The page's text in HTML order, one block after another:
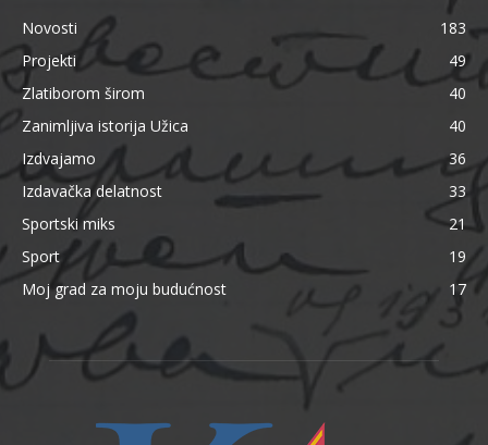
Novosti
183
Projekti
49
Zlatiborom širom
40
Zanimljiva istorija Užica
40
Izdvajamo
36
Izdavačka delatnost
33
Sportski miks
21
Sport
19
Moj grad za moju budućnost
17